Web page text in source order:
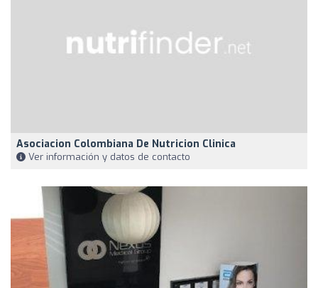
Asociacion Colombiana De Nutricion Clinica
Ver información y datos de contacto